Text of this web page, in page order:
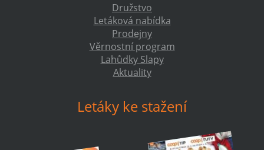
Družstvo
Letáková nabídka
Prodejny
Věrnostní program
Lahůdky Slapy
Aktuality
Letáky ke stažení